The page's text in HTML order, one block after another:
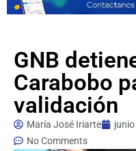
GNB
Carabobo
validación
María José Iriarte
No Comments